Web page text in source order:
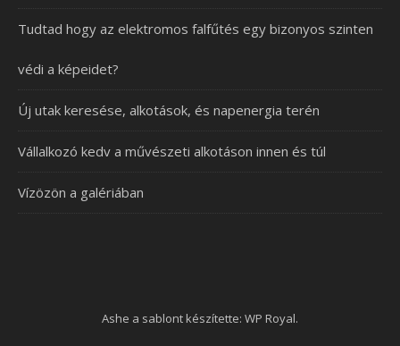
Tudtad hogy az elektromos falfűtés egy bizonyos szinten
védi a képeidet?
Új utak keresése, alkotások, és napenergia terén
Vállalkozó kedv a művészeti alkotáson innen és túl
Vízözön a galériában
Ashe a sablont készítette: WP Royal.